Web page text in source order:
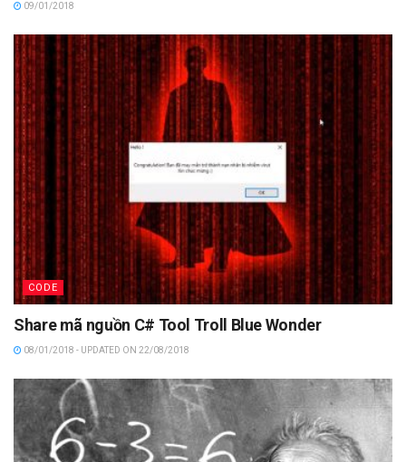
09/01/2018
CODE
Share mã nguồn C# Tool Troll Blue Wonder
08/01/2018 - UPDATED ON 22/08/2018